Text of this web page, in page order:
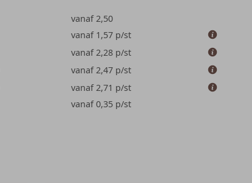
vanaf 2,50
vanaf 1,57 p/st
vanaf 2,28 p/st
vanaf 2,47 p/st
vanaf 2,71 p/st
vanaf 0,35 p/st